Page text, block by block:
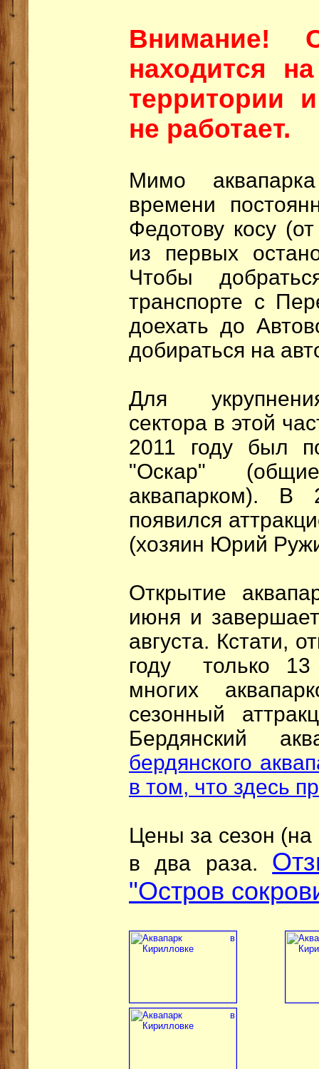
находится
территории
не работает.
Мимо
времени
Федотову косу
из первых
Чтобы
транспорте с
доехать до
добираться на
Для
сектора в этой
2011 году был
"Оскар"
аквапарком). В
появился
(хозяин Юрий
Открытие
июня и
августа. Кстати,
году только
многих
сезонный
Бердянский
бердянского
в том, что здесь
Цены за сезон (на
в два раза.
"Остров